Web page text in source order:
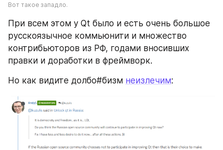
Вот такое западло.
При всем этом у Qt было и есть очень большое
русскоязычное коммьюнити и множество
контрибьюторов из РФ, годами вносивших
правки и доработки в фреймворк.
Но как видите долбо#бизм неизлечим: